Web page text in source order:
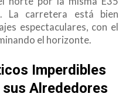
La carretera está bien
espectaculares, con el
el horizonte.
Imperdibles
Alrededores